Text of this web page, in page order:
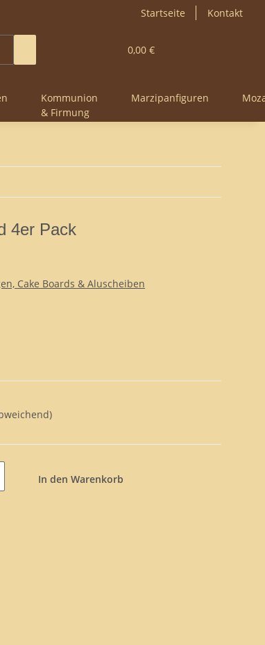
Startseite Kontakt
0,00 €
Kommunion
& Firmung
Marzipanfiguren
4er Pack
Cake Boards & Aluscheiben
In den Warenkorb